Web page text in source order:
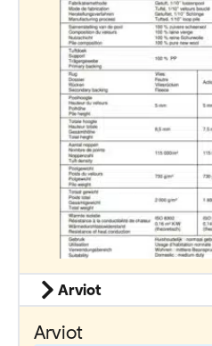
Arviot
Arviot